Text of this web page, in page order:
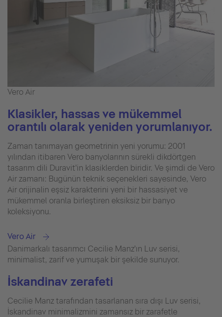
Vero Air
Klasikler, hassas ve mükemmel
orantılı olarak yeniden yorumlanıyor.
Zaman tanımayan geometrinin yeni yorumu: 2001
yılından itibaren Vero banyolarının sürekli dikdörtgen
tasarım dili Duravit'in klasiklerden biridir. Ve şimdi de Vero
Air zamanı: Bugünün teknik seçenekleri sayesinde, Vero
Air orijinalin eşsiz karakterini yeni bir hassasiyet ve
mükemmel oranla birleştiren eksiksiz bir banyo
koleksiyonu.
Vero Air
Danimarkalı tasarımcı Cecilie Manz'ın Luv serisi,
minimalist, zarif ve yumuşak bir şekilde sunuyor.
İskandinav zerafeti
Cecilie Manz tarafından tasarlanan sıra dışı Luv serisi,
İskandinav minimalizmini zamansız bir zarafetle